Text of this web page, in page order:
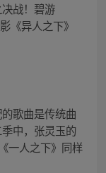
战！碧游
《异人之下》
歌曲是传统曲
中，张灵玉的
一人之下》同样